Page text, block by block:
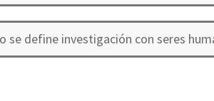
se define investigación con seres